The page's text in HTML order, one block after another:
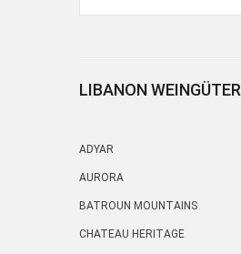
LIBANON WEINGÜTER
ADYAR
AURORA
BATROUN MOUNTAINS
CHATEAU HERITAGE